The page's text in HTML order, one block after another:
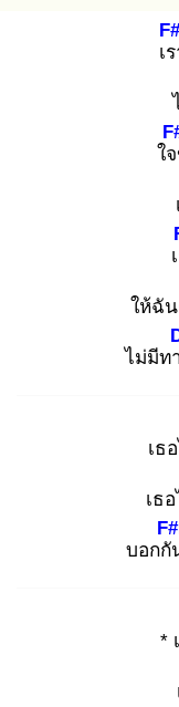
เ
ใ
ให้ฉั
ไม่มีท
เธ
เธ
บอกกั
*